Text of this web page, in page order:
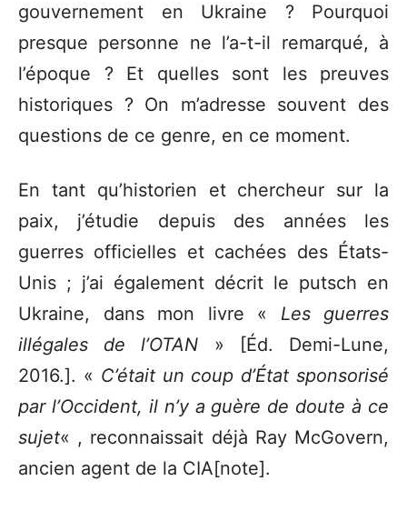
gouvernement en Ukraine ? Pourquoi
presque personne ne l’a-t-il remarqué, à
l’époque ? Et quelles sont les preuves
historiques ? On m’adresse souvent des
questions de ce genre, en ce moment.
En tant qu’historien et chercheur sur la
paix, j’étudie depuis des années les
guerres officielles et cachées des États-
Unis ; j’ai également décrit le putsch en
Ukraine, dans mon livre « Les guerres
illégales de l’OTAN » [Éd. Demi-Lune,
2016.]. « C’était un coup d’État sponsorisé
par l’Occident, il n’y a guère de doute à ce
sujet« , reconnaissait déjà Ray McGovern,
ancien agent de la CIA[note].